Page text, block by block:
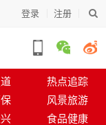
登录 注册
热点追踪
风景旅游
食品健康